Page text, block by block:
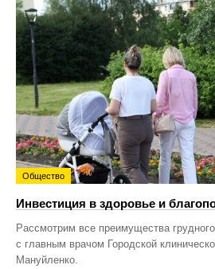
Общество
Инвестиция в здоровье и
Рассмотрим все преимущества
с главным врачом Городской
Мануйленко.